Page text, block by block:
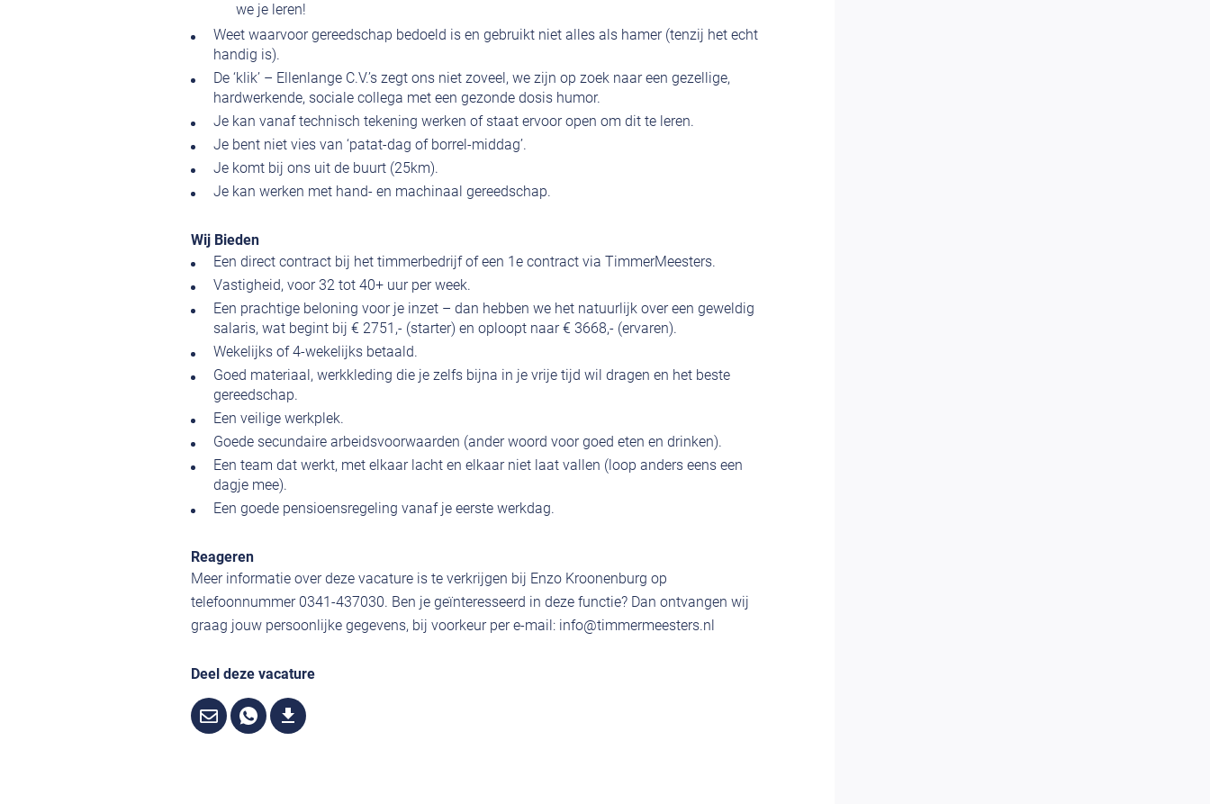
we je leren!
Weet waarvoor gereedschap bedoeld is en gebruikt niet alles als hamer (tenzij het echt
handig is).
De ‘klik’ – Ellenlange C.V.’s zegt ons niet zoveel, we zijn op zoek naar een gezellige,
hardwerkende, sociale collega met een gezonde dosis humor.
Je kan vanaf technisch tekening werken of staat ervoor open om dit te leren.
Je bent niet vies van ‘patat-dag of borrel-middag’.
Je komt bij ons uit de buurt (25km).
Je kan werken met hand- en machinaal gereedschap.
Wij Bieden
Een direct contract bij het timmerbedrijf of een 1e contract via TimmerMeesters.
Vastigheid, voor 32 tot 40+ uur per week.
Een prachtige beloning voor je inzet – dan hebben we het natuurlijk over een geweldig
salaris, wat begint bij € 2751,- (starter) en oploopt naar € 3668,- (ervaren).
Wekelijks of 4-wekelijks betaald.
Goed materiaal, werkkleding die je zelfs bijna in je vrije tijd wil dragen en het beste
gereedschap.
Een veilige werkplek.
Goede secundaire arbeidsvoorwaarden (ander woord voor goed eten en drinken).
Een team dat werkt, met elkaar lacht en elkaar niet laat vallen (loop anders eens een
dagje mee).
Een goede pensioensregeling vanaf je eerste werkdag.
Reageren
Meer informatie over deze vacature is te verkrijgen bij Enzo Kroonenburg op
telefoonnummer 0341-437030. Ben je geïnteresseerd in deze functie? Dan ontvangen wij
graag jouw persoonlijke gegevens, bij voorkeur per e-mail: info@timmermeesters.nl
Deel deze vacature